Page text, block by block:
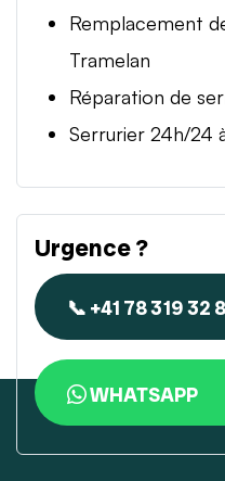
Remplacement
Tramelan
Réparation de
Serrurier 24h/24
Urgence ?
📞 +41 78 319 32
WHATSAPP